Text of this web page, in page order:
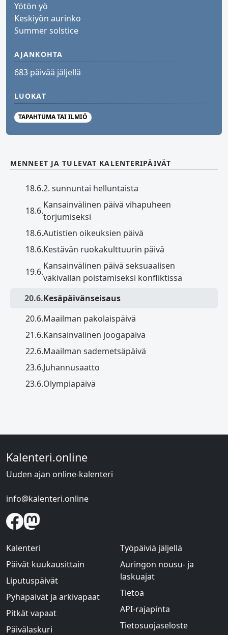
Yötön yö
Keskiyön aurinko
Summer solstice
AJANKOHTA
683 päivää jäljellä
LUOKAT
TAPAHTUMA TAI ILMIÖ
MENNEET JA TULEVAT KALENTERIPÄIVÄT
18.6.2. sunnuntai helluntaista
18.6.
Kansainvälinen päivä vihapuheen
torjumiseksi
18.6.Autistien oikeuksien päivä
18.6.Kestävän ruokakulttuurin päivä
19.6.
Kansainvälinen päivä seksuaalisen
väkivallan poistamiseksi konfliktissa
20.6.Kesäpäivänseisaus
20.6.Maailman pakolaispäivä
21.6.Kansainvälinen joogapäivä
22.6.Maailman sademetsäpäivä
23.6.Juhannusaatto
23.6.Olympiapäivä
Kalenteri.online
Uuden ajan online-kalenteri
info@kalenteri.online
Kalenteri
Päivät kuukausittain
Liputuspäivät
Pyhäpäivät ja arkivapaat
Pitkät vapaat
Päivälaskuri
Työpäiviä jäljellä
Auringon nousu- ja
laskuajat
Tietoa
API-rajapinta
Tietosuojaseloste